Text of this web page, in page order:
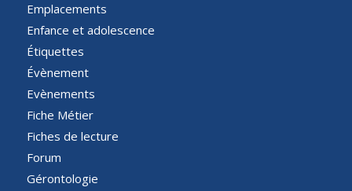
Emplacements
Enfance et adolescence
Étiquettes
Évènement
Evènements
Fiche Métier
Fiches de lecture
Forum
Gérontologie